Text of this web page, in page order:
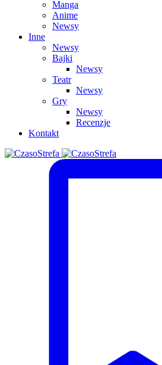
Manga
Anime
Newsy
Inne
Newsy
Bajki
Newsy
Teatr
Newsy
Gry
Newsy
Recenzje
Kontakt